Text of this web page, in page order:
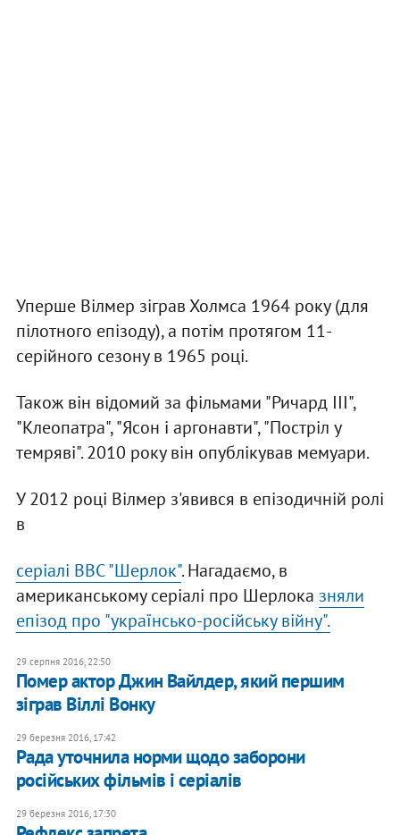
Уперше Вілмер зіграв Холмса 1964 року (для
пілотного епізоду), а потім протягом 11-
серійного сезону в 1965 році.
Також він відомий за фільмами "Ричард III",
"Клеопатра", "Ясон і аргонавти", "Постріл у
темряві". 2010 року він опублікував мемуари.
У 2012 році Вілмер з'явився в епізодичній ролі
в
серіалі ВВС "Шерлок". Нагадаємо, в
американському серіалі про Шерлока зняли
епізод про "українсько-російську війну".
29 серпня 2016, 22:50
Помер актор Джин Вайлдер, який першим
зіграв Віллі Вонку
29 березня 2016, 17:42
Рада уточнила норми щодо заборони
російських фільмів і серіалів
29 березня 2016, 17:30